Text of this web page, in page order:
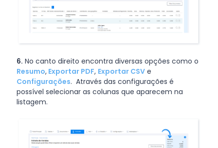
6. No canto direito encontra diversas opções como o
Resumo,Exportar PDF, Exportar CSVe
Configurações. Através das configurações é
possível selecionar as colunas que aparecem na
listagem.